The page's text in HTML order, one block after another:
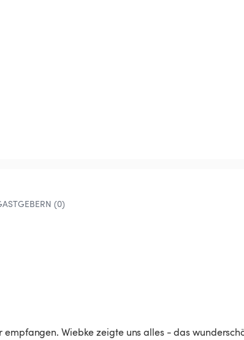
(0)
Wiebke zeigte uns alles - das